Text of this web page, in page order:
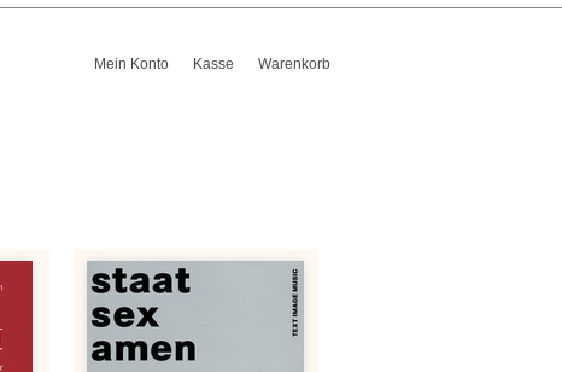
Mein Konto Kasse Warenkorb